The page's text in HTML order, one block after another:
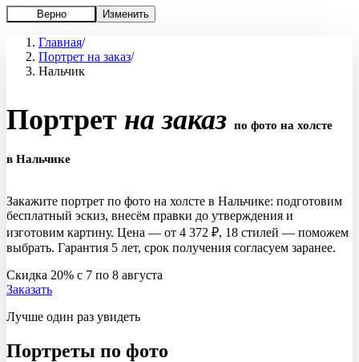
Верно Изменить
Главная/
Портрет на заказ/
Нальчик
Портрет на заказ по фото на холсте
в Нальчике
Закажите портрет по фото на холсте в Нальчике: подготовим
бесплатный эскиз, внесём правки до утверждения и
изготовим картину. Цена — от 4 372 ₽, 18 стилей — поможем
выбрать. Гарантия 5 лет, срок получения согласуем заранее.
Скидка 20% c 7 по 8 августа
Заказать
Лучше один раз увидеть
Портреты по фото